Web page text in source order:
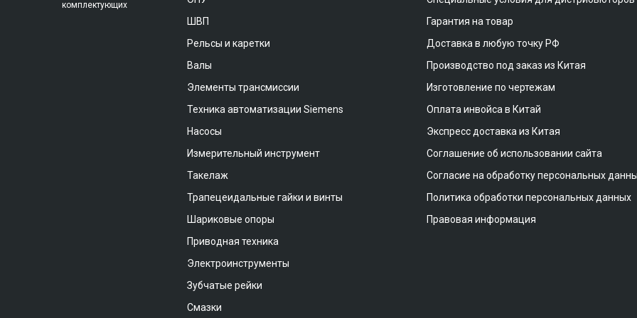
комплектующих
ШВП
Рельсы и каретки
Валы
Элементы трансмиссии
Техника автоматизации Siemens
Насосы
Измерительный инструмент
Такелаж
Трапецеидальные гайки и винты
Шариковые опоры
Приводная техника
Электроинструменты
Зубчатые рейки
Смазки
Гарантия на товар
Доставка в любую точку РФ
Производство под заказ из Китая
Изготовление по чертежам
Оплата инвойса в Китай
Экспресс доставка из Китая
Соглашение об использовании сайта
Согласие на обработку персональных
Политика обработки персональных данных
Правовая информация